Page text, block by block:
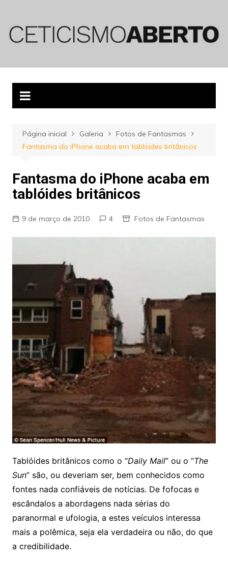
conteúdo
Página inicial Galeria
Fotos de Fantasmas
Fantasma do iPhone acaba em tablóides britânicos
Fantasma do iPhone acaba em
tablóides britânicos
9 de março de 2010 4 Fotos de Fantasmas
Tablóides britânicos como o “Daily Mail” ou o “The
Sun” são, ou deveriam ser, bem conhecidos como
fontes nada confiáveis de notícias. De fofocas e
escândalos a abordagens nada sérias do
paranormal e ufologia, a estes veículos interessa
mais a polêmica, seja ela verdadeira ou não, do que
a credibilidade.